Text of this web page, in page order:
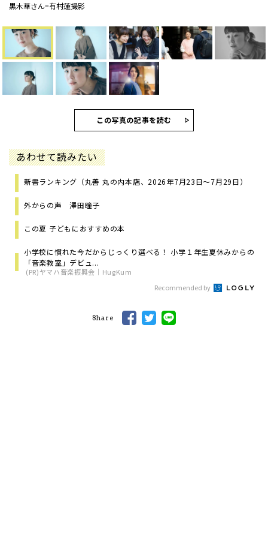
黒木華さん=有村蓮撮影
この写真の記事を読む
あわせて読みたい
新書ランキング（丸善 丸の内本店、2026年7月23日～7月29日）
外からの声 澤田瞳子
この夏 子どもにおすすめの本
小学校に慣れた今だからじっくり選べる！ 小学１年生夏休みからの
「音楽教室」デビュ...
(PR)ヤマハ音楽振興会｜HugKum
Recommended by
Share